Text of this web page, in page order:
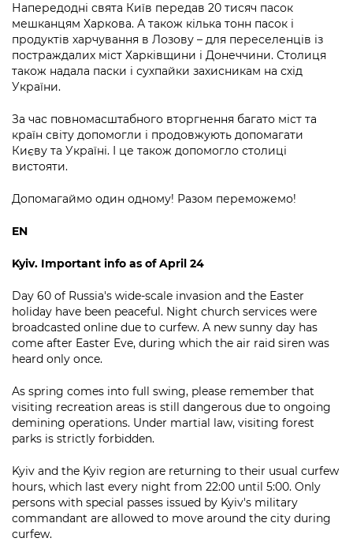
Гендерна політика
Безбар'єрність
Київська міська військова адміністрація
Міський застосунок Київ Цифровий
Важливе під час воєнного стану
Напередодні свята Київ передав 20 тисяч пасок
мешканцям Харкова. А також кілька тонн пасок і
продуктів харчування в Лозову – для переселенців із
постраждалих міст Харківщини і Донеччини. Столиця
також надала паски і сухпайки захисникам на схід
України.
За час повномасштабного вторгнення багато міст та
країн світу допомогли і продовжують допомагати
Києву та Україні. І це також допомогло столиці
вистояти.
Допомагаймо один одному! Разом переможемо!
EN
Kyiv. Important info as of April 24
Day 60 of Russia's wide-scale invasion and the Easter
holiday have been peaceful. Night church services were
broadcasted online due to curfew. A new sunny day has
come after Easter Eve, during which the air raid siren was
heard only once.
As spring comes into full swing, please remember that
visiting recreation areas is still dangerous due to ongoing
demining operations. Under martial law, visiting forest
parks is strictly forbidden.
Kyiv and the Kyiv region are returning to their usual curfew
hours, which last every night from 22:00 until 5:00. Only
persons with special passes issued by Kyiv's military
commandant are allowed to move around the city during
curfew.